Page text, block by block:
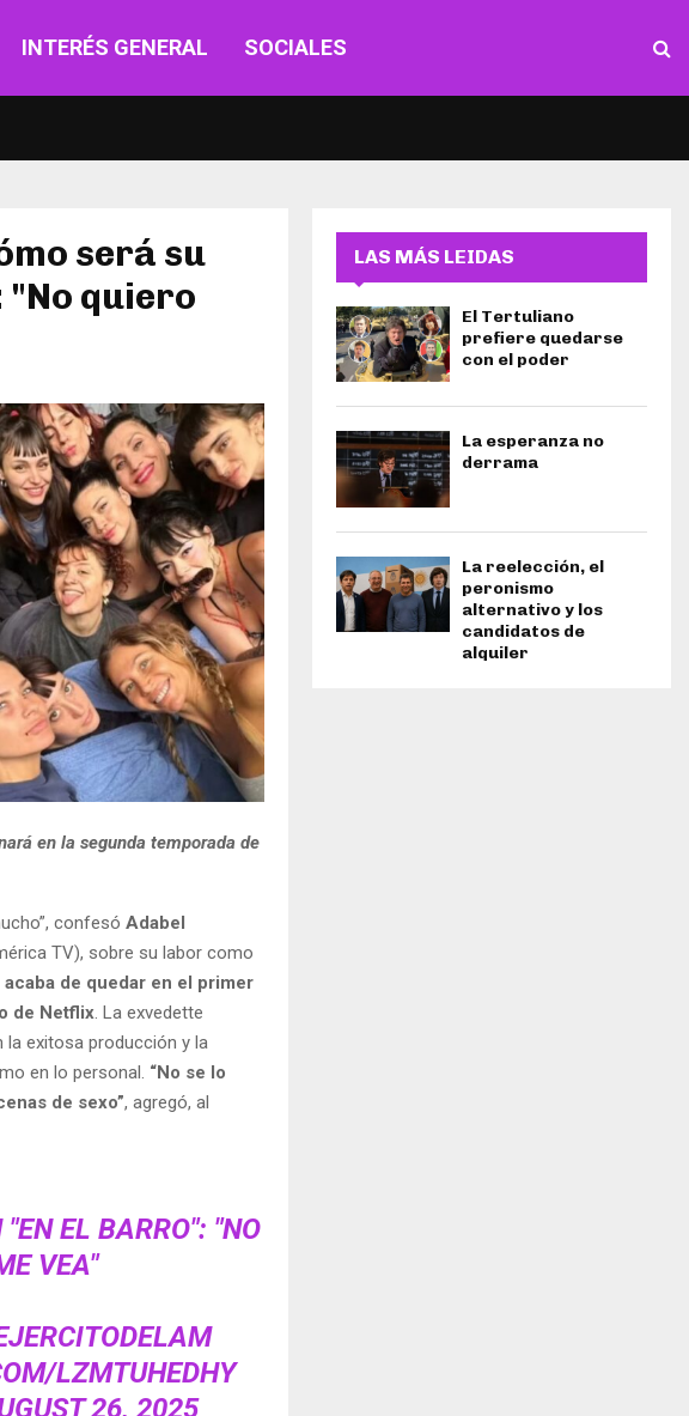
INTERÉS GENERAL SOCIALES
será su
quiero
en la segunda temporada de
confesó Adabel
TV), sobre su labor como
de quedar en el primer
de Netflix. La exvedette
la exitosa producción y la
en lo personal. “No se lo
de sexo”, agregó, al
EL BARRO": "NO
VEA"
LZMTUHEDHY
26, 2025
LAS MÁS LEIDAS
El Tertuliano
prefiere quedarse
con el poder
La esperanza no
derrama
La reelección, el
peronismo
alternativo y los
candidatos de
alquiler